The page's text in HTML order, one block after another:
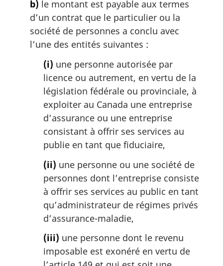
b) le montant est payable aux termes
d’un contrat que le particulier ou la
société de personnes a conclu avec
l’une des entités suivantes :
(i) une personne autorisée par
licence ou autrement, en vertu de la
législation fédérale ou provinciale, à
exploiter au Canada une entreprise
d’assurance ou une entreprise
consistant à offrir ses services au
publie en tant que fiduciaire,
(ii) une personne ou une société de
personnes dont l’entreprise consiste
à offrir ses services au public en tant
qu’administrateur de régimes privés
d’assurance-maladie,
(iii) une personne dont le revenu
imposable est exonéré en vertu de